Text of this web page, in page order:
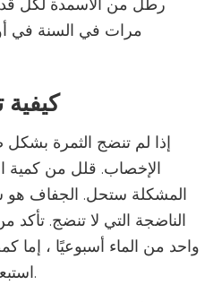
رطل من الأسمدة لكل
مرات في السنة في
إذا لم تنضج الثمرة
الإخصاب. قلل من كمية
المشكلة ستحل. الجفاف هو
الناضجة التي لا تنضج.
واحد من الماء أسبوعيًا ،
استبعاد الجفاف كسبب للمشكلة.